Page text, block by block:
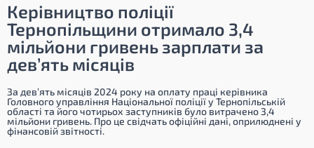
Керівництво поліції
Тернопільщини отримало 3,4
мільйони гривень зарплати за
дев’ять місяців
За дев’ять місяців 2024 року на оплату праці керівника
Головного управління Національної поліції у Тернопільській
області та його чотирьох заступників було витрачено 3,4
мільйони гривень. Про це свідчать офіційні дані, оприлюднені у
фінансовій звітності.